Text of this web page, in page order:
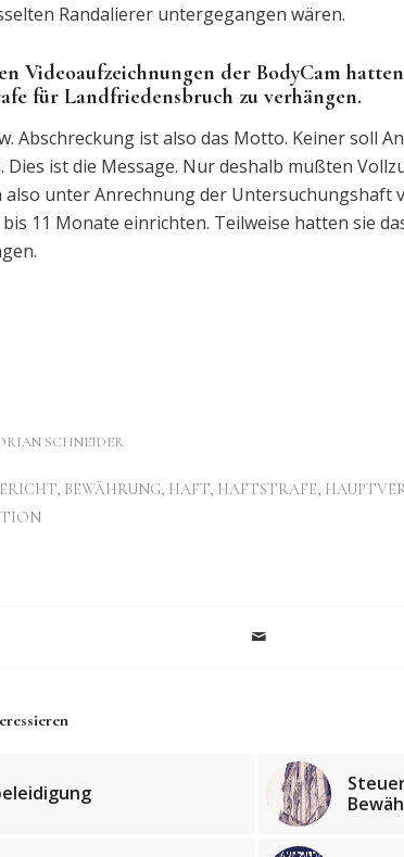
Randalierer untergegangen wären.
Videoaufzeichnungen der BodyCam
für Landfriedensbruch zu verhängen.
Abschreckung ist also das Motto. Keiner soll
Dies ist die Message. Nur deshalb mußten
also unter Anrechnung der Untersuchungshaft
11 Monate einrichten. Teilweise hatten sie
SCHNEIDER
, BEWÄHRUNG, HAFT, HAFTSTRAFE,